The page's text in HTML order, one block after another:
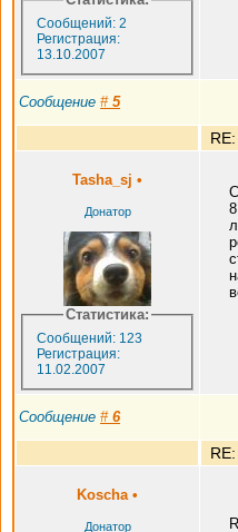
Сообщений: 2
Регистрация:
13.10.2007
Сообщение # 5
Tasha_sj •
Донатор
Статистика:
Сообщений: 123
Регистрация:
11.02.2007
Сообщение # 6
Koscha •
Донатор